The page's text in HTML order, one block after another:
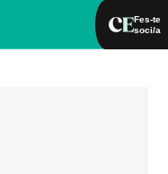
Fes-te
soci/a